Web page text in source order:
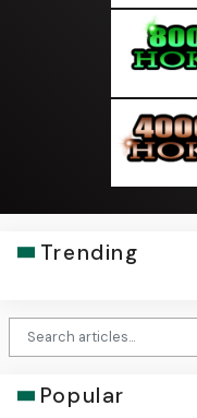
Trending
Popular